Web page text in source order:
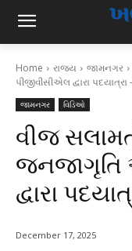
Home રાજ્ય જામનગર
પીજીવીસીએલ દ્વારા પદયાત્રા
જામનગર વિડિઓ
વીજ
જનજાગૃતિ
દ્વારા
December 17, 2025